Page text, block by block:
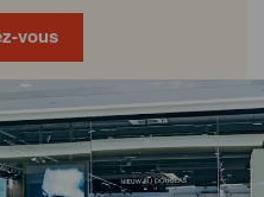
vous